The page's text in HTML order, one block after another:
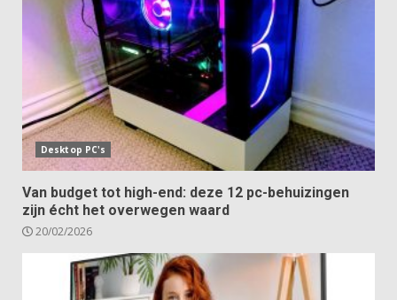
Desktop PC's
Van budget tot high-end: deze 12 pc-behuizingen
zijn écht het overwegen waard
20/02/2026